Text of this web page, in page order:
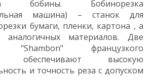
бобины. Бобинорезка
машина) – станок для
бумаги, пленки, картона , а
аналогичных материалов. Две
"Shambon" французкого
обеспечивают высокую
и точность реза с допуском